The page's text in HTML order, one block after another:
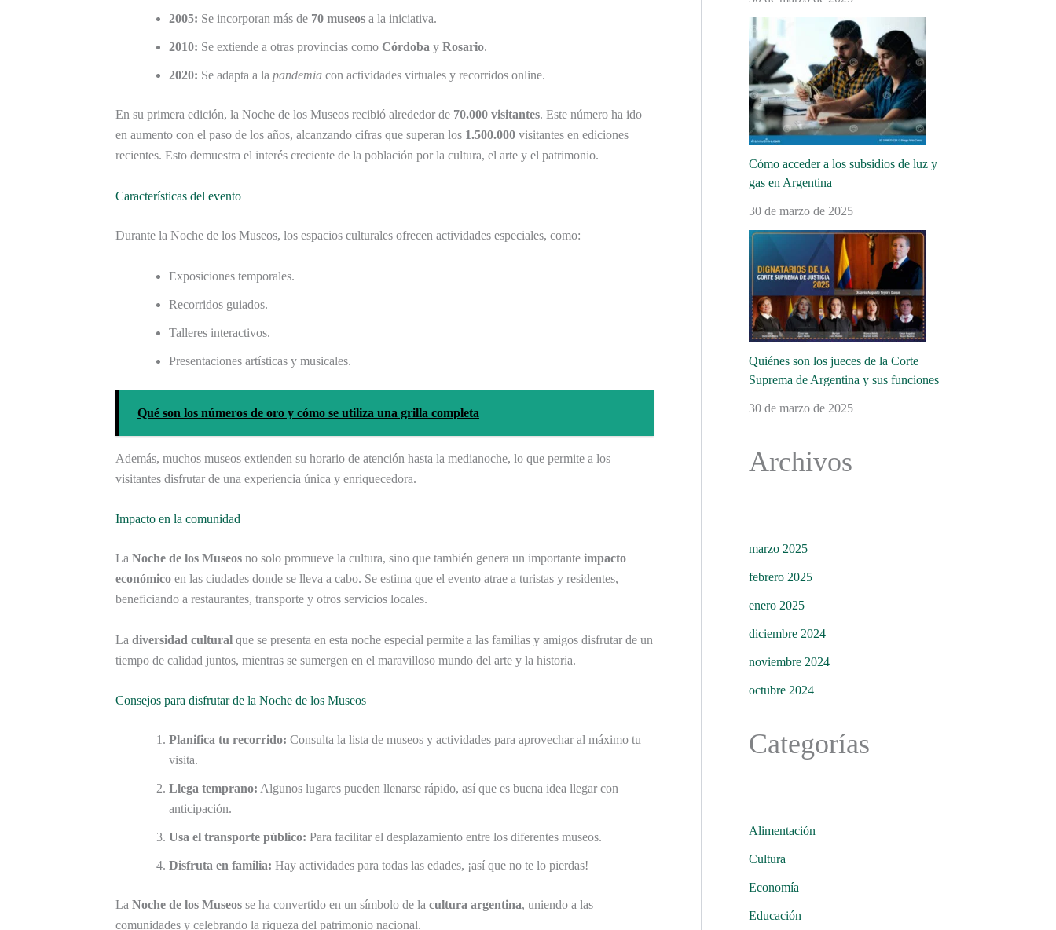
2005: Se incorporan más de 70 museos a la iniciativa.
2010: Se extiende a otras provincias como Córdoba y Rosario.
2020: Se adapta a la pandemia con actividades virtuales y recorridos online.
En su primera edición, la Noche de los Museos recibió alrededor de 70.000 visitantes. Este número ha ido
en aumento con el paso de los años, alcanzando cifras que superan los 1.500.000 visitantes en ediciones
recientes. Esto demuestra el interés creciente de la población por la cultura, el arte y el patrimonio.
Características del evento
Durante la Noche de los Museos, los espacios culturales ofrecen actividades especiales, como:
Exposiciones temporales.
Recorridos guiados.
Talleres interactivos.
Presentaciones artísticas y musicales.
Qué son los números de oro y cómo se utiliza una grilla completa
Además, muchos museos extienden su horario de atención hasta la medianoche, lo que permite a los
visitantes disfrutar de una experiencia única y enriquecedora.
Impacto en la comunidad
La Noche de los Museos no solo promueve la cultura, sino que también genera un importante impacto
económico en las ciudades donde se lleva a cabo. Se estima que el evento atrae a turistas y residentes,
beneficiando a restaurantes, transporte y otros servicios locales.
La diversidad cultural que se presenta en esta noche especial permite a las familias y amigos disfrutar de un
tiempo de calidad juntos, mientras se sumergen en el maravilloso mundo del arte y la historia.
Consejos para disfrutar de la Noche de los Museos
Planifica tu recorrido: Consulta la lista de museos y actividades para aprovechar al máximo tu
visita.
Llega temprano: Algunos lugares pueden llenarse rápido, así que es buena idea llegar con
anticipación.
Usa el transporte público: Para facilitar el desplazamiento entre los diferentes museos.
Disfruta en familia: Hay actividades para todas las edades, ¡así que no te lo pierdas!
La Noche de los Museos se ha convertido en un símbolo de la cultura argentina, uniendo a las
comunidades y celebrando la riqueza del patrimonio nacional.
Cómo acceder a los subsidios de luz y
gas en Argentina
30 de marzo de 2025
Quiénes son los jueces de la Corte
Suprema de Argentina y sus funciones
30 de marzo de 2025
Archivos
marzo 2025
febrero 2025
enero 2025
diciembre 2024
noviembre 2024
octubre 2024
Categorías
Alimentación
Cultura
Economía
Educación